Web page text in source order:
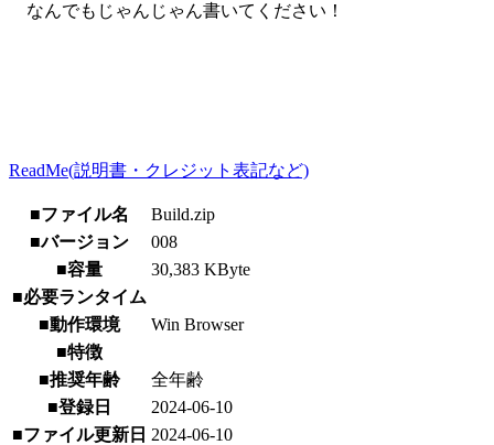
なんでもじゃんじゃん書いてください！
ReadMe(説明書・クレジット表記など)
■ファイル名
Build.zip
■バージョン
008
■容量
30,383 KByte
■必要ランタイム
■動作環境
Win Browser
■特徴
■推奨年齢
全年齢
■登録日
2024-06-10
■ファイル更新日 2024-06-10